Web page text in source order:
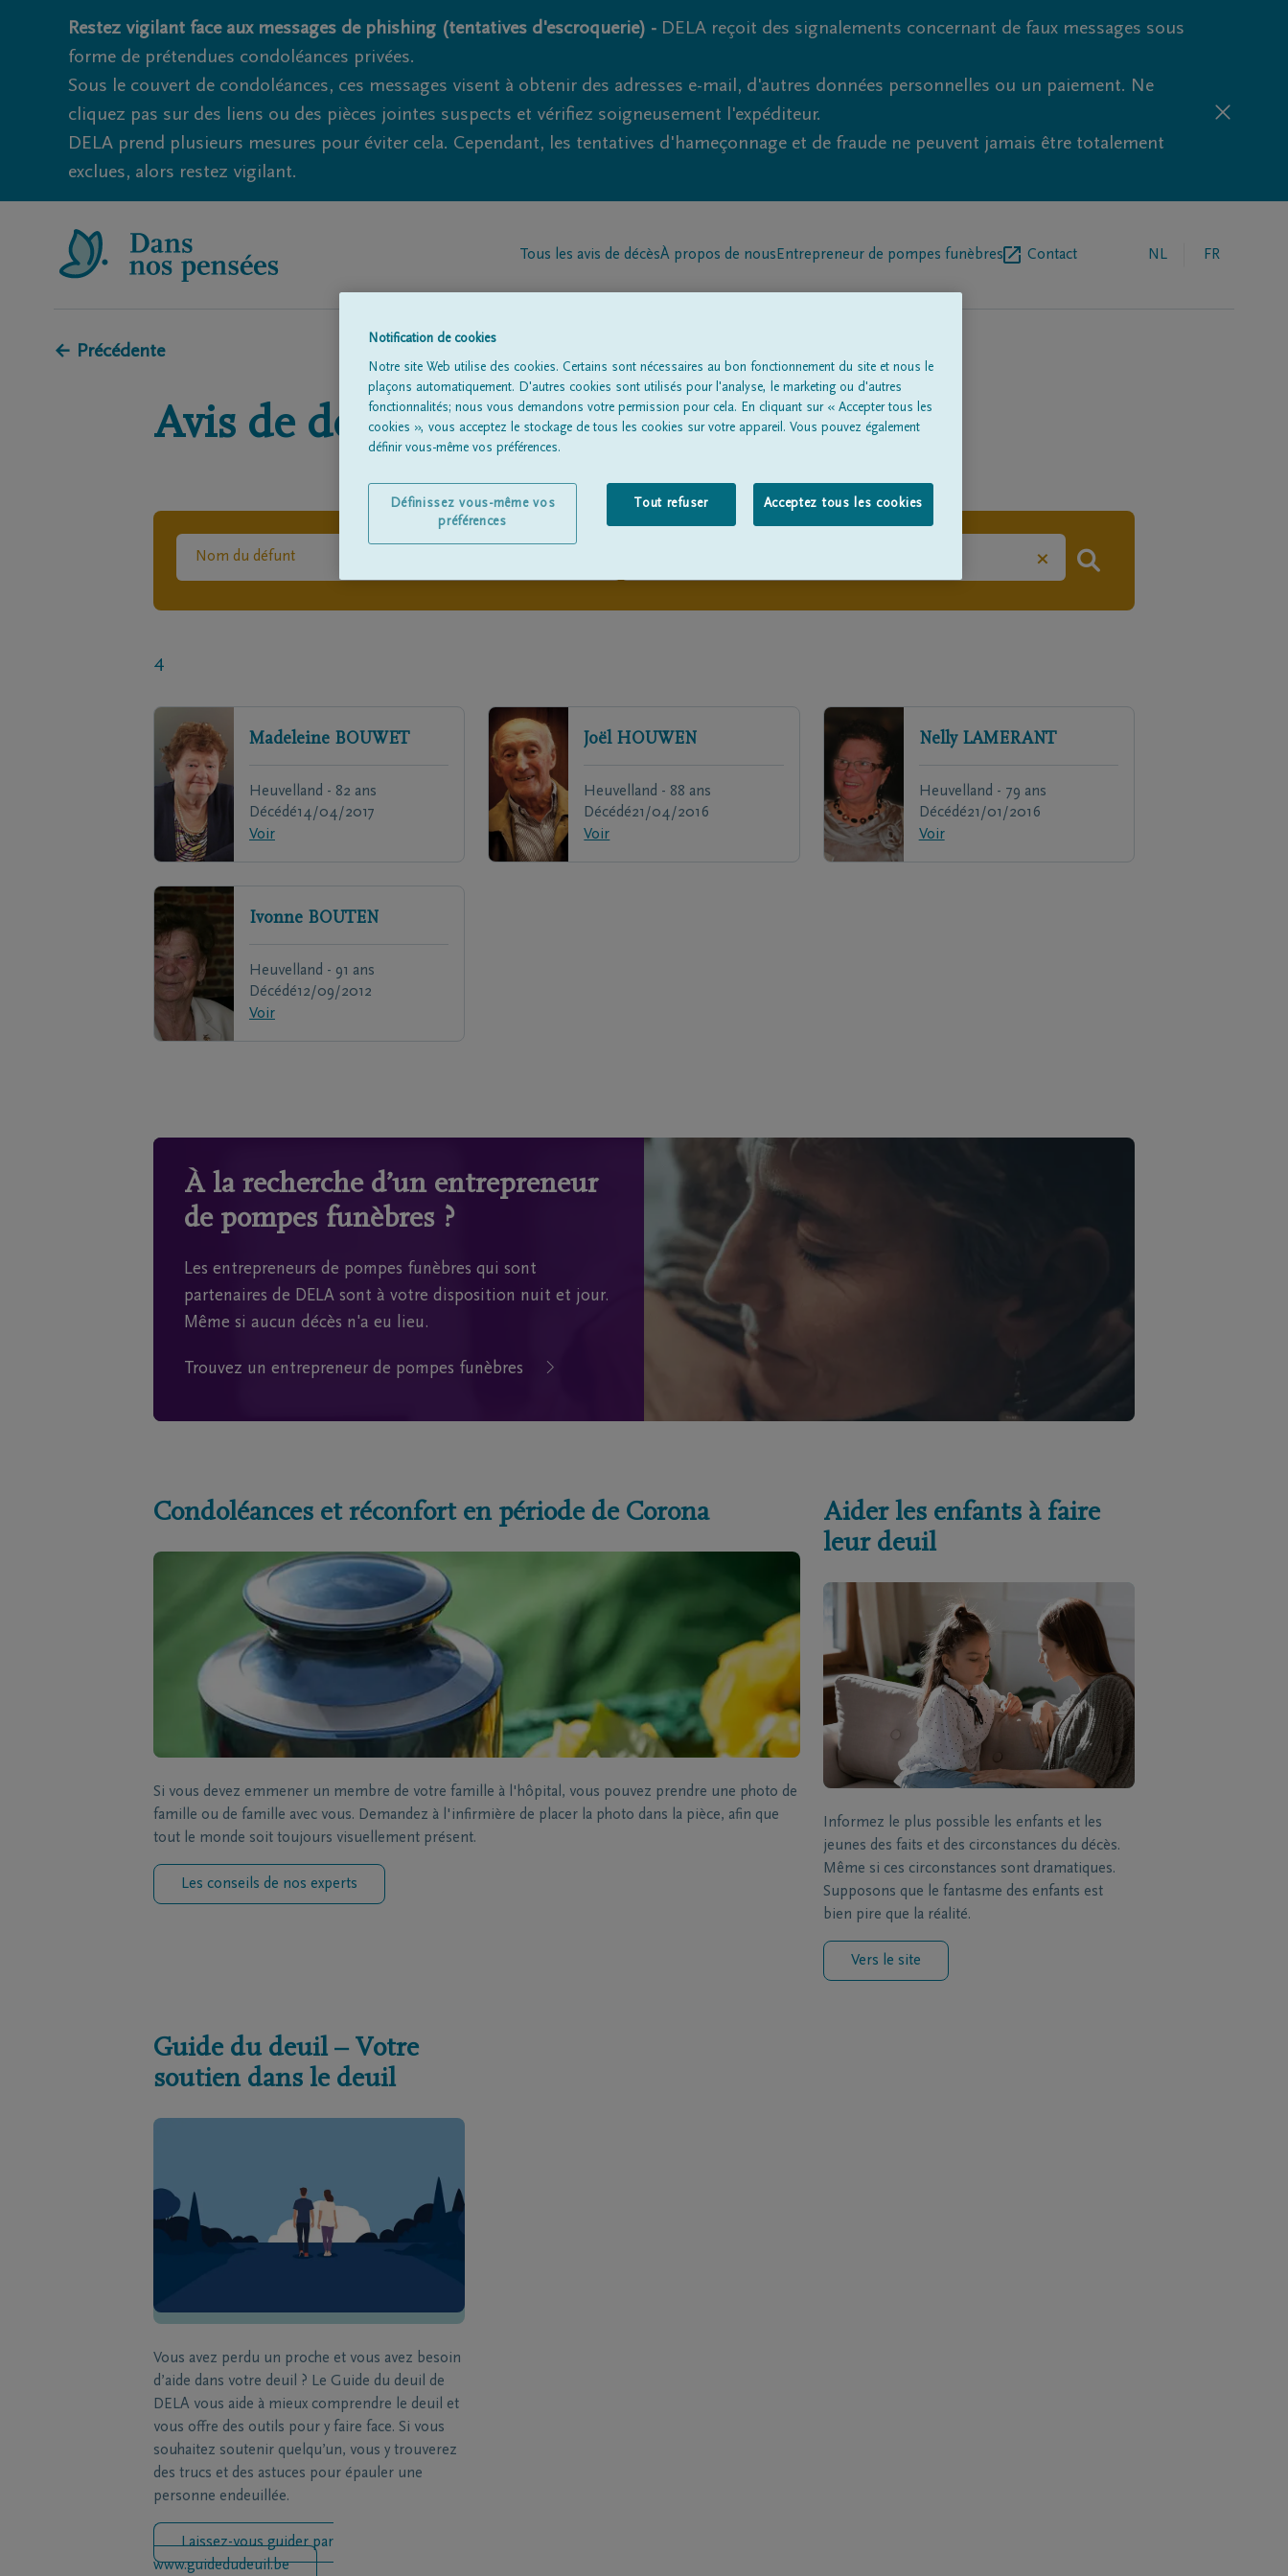
Restez vigilant face aux messages de phishing (tentatives d'escroquerie) - DELA reçoit des signalements concernant de faux messages sous
forme de prétendues condoléances privées.
Sous le couvert de condoléances, ces messages visent à obtenir des adresses e-mail, d'autres données personnelles ou un paiement. Ne
cliquez pas sur des liens ou des pièces jointes suspects et vérifiez soigneusement l'expéditeur.
DELA prend plusieurs mesures pour éviter cela. Cependant, les tentatives d'hameçonnage et de fraude ne peuvent jamais être totalement
exclues, alors restez vigilant.
Tous les avis de décèsÀ propos de nous Entrepreneur de pompes funèbres Contact NL FR
← Précédente
Avis de décès à 'Heuvelland'
×
4
Madeleine BOUWET
Heuvelland - 82 ans
Décédé14/04/2017
Voir
Joël HOUWEN
Heuvelland - 88 ans
Décédé21/04/2016
Voir
Nelly LAMERANT
Heuvelland - 79 ans
Décédé21/01/2016
Voir
Ivonne BOUTEN
Heuvelland - 91 ans
Décédé12/09/2012
Voir
À la recherche d’un entrepreneur
de pompes funèbres ?
Les entrepreneurs de pompes funèbres qui sont
partenaires de DELA sont à votre disposition nuit et jour.
Même si aucun décès n'a eu lieu.
Trouvez un entrepreneur de pompes funèbres
Condoléances et réconfort en période de Corona
Si vous devez emmener un membre de votre famille à l'hôpital, vous pouvez prendre une photo de
famille ou de famille avec vous. Demandez à l'infirmière de placer la photo dans la pièce, afin que
tout le monde soit toujours visuellement présent.
Les conseils de nos experts
Aider les enfants à faire
leur deuil
Informez le plus possible les enfants et les
jeunes des faits et des circonstances du décès.
Même si ces circonstances sont dramatiques.
Supposons que le fantasme des enfants est
bien pire que la réalité.
Vers le site
Guide du deuil – Votre
soutien dans le deuil
Vous avez perdu un proche et vous avez besoin
d’aide dans votre deuil ? Le Guide du deuil de
DELA vous aide à mieux comprendre le deuil et
vous offre des outils pour y faire face. Si vous
souhaitez soutenir quelqu’un, vous y trouverez
des trucs et des astuces pour épauler une
personne endeuillée.
Laissez-vous guider par
www.guidedudeuil.be
Notification de cookies
Notre site Web utilise des cookies. Certains sont nécessaires au bon fonctionnement du site et nous le
plaçons automatiquement. D'autres cookies sont utilisés pour l'analyse, le marketing ou d'autres
fonctionnalités; nous vous demandons votre permission pour cela. En cliquant sur « Accepter tous les
cookies », vous acceptez le stockage de tous les cookies sur votre appareil. Vous pouvez également
définir vous-même vos préférences.
Tout refuser Acceptez tous les cookies
Définissez vous-même vos
préférences